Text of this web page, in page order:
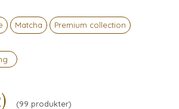
Matcha Premium collection
(99 produkter)